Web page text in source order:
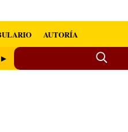
AUTORÍA
►